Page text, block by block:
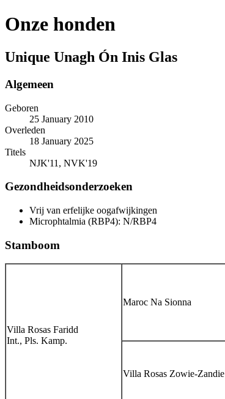
Onze honden
Unique Unagh Ón Inis Glas
Algemeen
Geboren
25 January 2010
Overleden
18 January 2025
Titels
NJK'11, NVK'19
Gezondheidsonderzoeken
Vrij van erfelijke oogafwijkingen
Microphtalmia (RBP4): N/RBP4
Stamboom
Villa Rosas Faridd
Int., Pls. Kamp.
Maroc Na Sionna
Villa Rosas Zowie-Zandie